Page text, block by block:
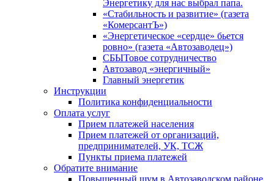
Энергетику для нас выбрал папа.
«Стабильность и развитие» (газета
«КомерсантЪ»)
«Энергетическое «сердце» бьется
ровно» (газета «Автозаводец»)
СБЫТовое сотрудничество
Автозавод «энергичный»
Главный энергетик
Инструкции
Политика конфиденциальности
Оплата услуг
Прием платежей населения
Прием платежей от организаций,
предпринимателей, УК, ТСЖ
Пункты приема платежей
Обратите внимание